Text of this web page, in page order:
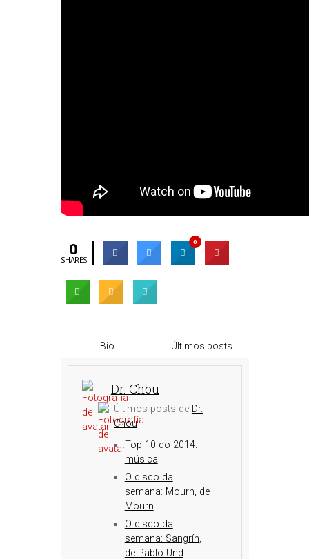
0
SHARES
0
Bio Últimos posts
Dr. Chou
Últimos posts de Dr.
Chou
Top 10 do 2014:
música
O disco da
semana: Mourn, de
Mourn
O disco da
semana: Sangrín,
de Pablo Und